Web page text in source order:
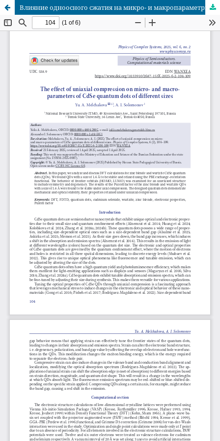
Влияние одноосного сжатия на микро- и макропараметры квантовых точек CdSe разного размера